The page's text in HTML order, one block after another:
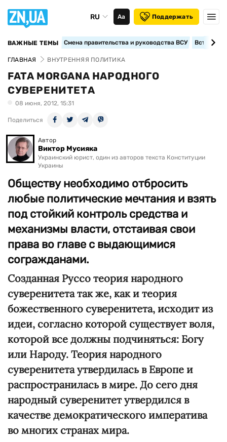
RU Аа Поддержать
ВАЖНЫЕ ТЕМЫ Смена правительства и руководства ВСУ
ГЛАВНАЯ ВНУТРЕННЯЯ ПОЛИТИКА
FATA MORGANA НАРОДНОГО
СУВЕРЕНИТЕТА
08 июня, 2012, 15:31
Поделиться
Автор
Виктор Мусияка
Украинский юрист, один из авторов текста Конституции
Украины
Обществу необходимо отбросить
любые политические мечтания и взять
под стойкий контроль средства и
механизмы власти, отстаивая свои
права во главе с выдающимися
согражданами.
Созданная Руссо теория народного
суверенитета так же, как и теория
божественного суверенитета, исходит из
идеи, согласно которой существует воля,
которой все должны подчиняться: Богу
или Народу. Теория народного
суверенитета утвердилась в Европе и
распространилась в мире. До сего дня
народный суверенитет утвердился в
качестве демократического императива
во многих странах мира.